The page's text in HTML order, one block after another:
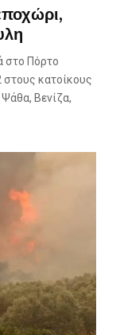
στο Πόρτο
στους κατοίκους
Βενίζα,